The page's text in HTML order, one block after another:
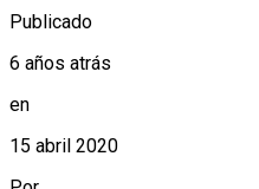
Publicado
6 años atrás
en
15 abril 2020